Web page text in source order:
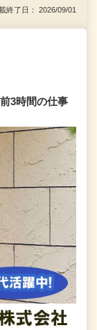
了日： 2026/09/01
3時間の仕事